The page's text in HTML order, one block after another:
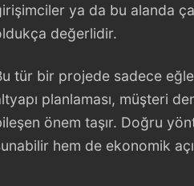
ya da bu alanda
değerlidir.
tür bir projede sadece
planlaması, müşteri
önem taşır. Doğru
hem de ekonomik